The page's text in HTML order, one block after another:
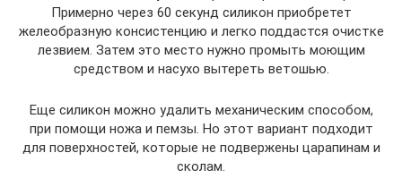
Примерно через 60 секунд силикон приобретет
желеобразную консистенцию и легко поддастся очистке
лезвием. Затем это место нужно промыть моющим
средством и насухо вытереть ветошью.
Еще силикон можно удалить механическим способом,
при помощи ножа и пемзы. Но этот вариант подходит
для поверхностей, которые не подвержены царапинам и
сколам.